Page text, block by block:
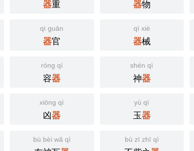
器重 器物
qì guān
器官
qì xiè
器械
róng qì
容器
shén qì
神器
xiōng qì
凶器
yù qì
玉器
bù bèi wǎ qì bù zī zhī qì